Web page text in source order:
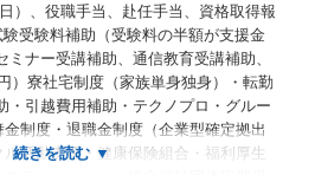
）、役職手当、赴任手当、資格取得報
受験料補助（受験料の半額が支援金
ナー受講補助、通信教育受講補助、
）寮社宅制度（家族単身独身）・転勤
・引越費用補助・テクノプロ・グルー
制度・退職金制度（企業型確定拠出
活動支援・健康保険組合・福利厚生